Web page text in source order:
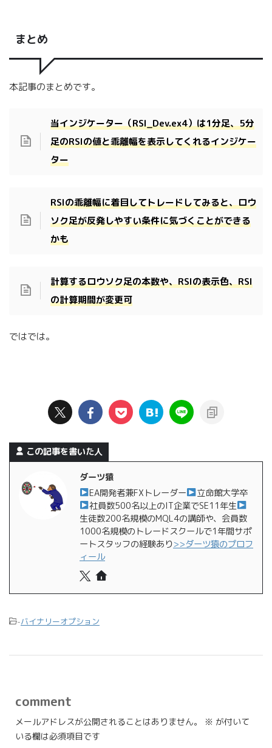
まとめ
本記事のまとめです。
当インジケーター（RSI_Dev.ex4）は1分足、5分
足のRSIの値と乖離幅を表示してくれるインジケー
ター
RSIの乖離幅に着目してトレードしてみると、ロウ
ソク足が反発しやすい条件に気づくことができる
かも
計算するロウソク足の本数や、RSIの表示色、RSI
の計算期間が変更可
ではでは。
この記事を書いた人
ダーツ猿
EA開発者兼FXトレーダー
立命館大学卒
社員数500名以上のIT企業でSE11年生
生徒数200名規模のMQL4の講師や、会員数
1000名規模のトレードスクールで1年間サポ
ートスタッフの経験あり>>ダーツ猿のプロフ
ィール
-バイナリーオプション
comment
メールアドレスが公開されることはありません。 ※ が付いて
いる欄は必須項目です